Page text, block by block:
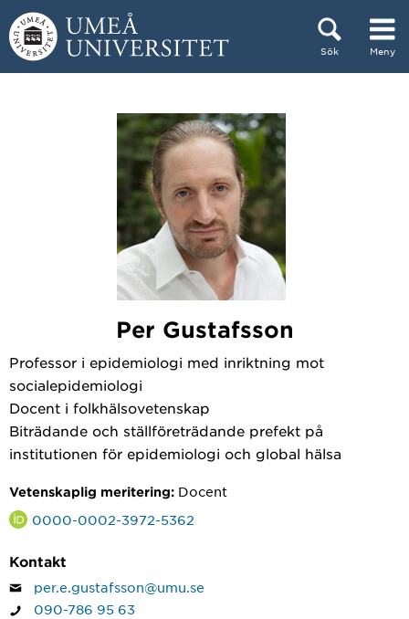
Hoppa direkt till innehållet
Sök Meny
Per Gustafsson
Professor i epidemiologi med inriktning mot
socialepidemiologi
Docent i folkhälsovetenskap
Biträdande och ställföreträdande prefekt på
institutionen för epidemiologi och global hälsa
Vetenskaplig meritering: Docent
0000-0002-3972-5362
Kontakt
per.e.gustafsson@umu.se
090-786 95 63